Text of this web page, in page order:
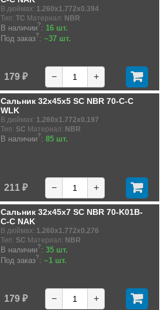
В дюймах: 1.260x1.772x0.394
Тип: TC Материал: NBR
В наличии?: 16 шт.
Под заказ?: ~37 шт.
179 ₽ − +
Сальник 32x45x5 SC NBR 70-C-C
WLK
В дюймах: 1.260x1.772x0.197
Тип: SC Материал: NBR
В наличии?: 85 шт.
211 ₽ − +
Сальник 32x45x7 SC NBR 70-K01B-
C-C NAK
В дюймах: 1.260x1.772x0.276
Тип: SC Материал: NBR
В наличии?: 35 шт.
Под заказ?: ~1 шт.
179 ₽ − +